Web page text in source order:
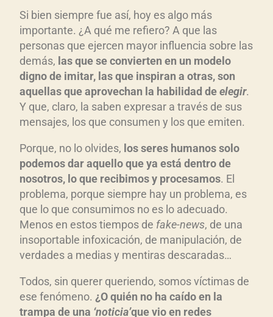
Si bien siempre fue así, hoy es algo más
importante. ¿A qué me refiero? A que las
personas que ejercen mayor influencia sobre las
demás, las que se convierten en un modelo
digno de imitar, las que inspiran a otras, son
aquellas que aprovechan la habilidad deelegir.
Y que, claro, la saben expresar a través de sus
mensajes, los que consumen y los que emiten.
Porque, no lo olvides, los seres humanos solo
podemos dar aquello que ya está dentro de
nosotros, lo que recibimos y procesamos. El
problema, porque siempre hay un problema, es
que lo que consumimos no es lo adecuado.
Menos en estos tiempos de fake-news, de una
insoportable infoxicación, de manipulación, de
verdades a medias y mentiras descaradas…
Todos, sin querer queriendo, somos víctimas de
ese fenómeno. ¿O quién no ha caído en la
trampa de una ‘noticia’que vio en redes